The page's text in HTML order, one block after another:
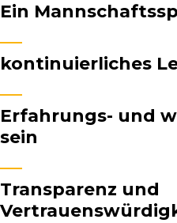
Ein
kontinuierliches
Erfahrungs- und
sein
Transparenz und